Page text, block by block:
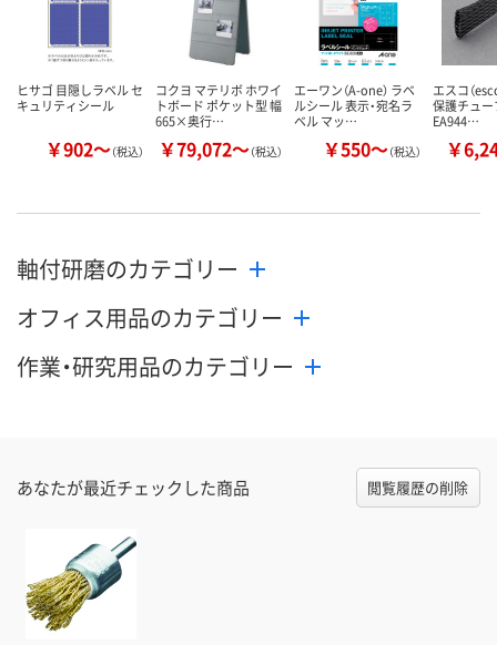
ヒサゴ 目隠しラベル セ
キュリティシール
￥902～（税込）
コクヨ マテリボ ホワイ
トボード ポケット型 幅
665×奥行…
￥79,072～（税込）
エーワン（A-one） ラベ
ルシール 表示・宛名ラ
ベル マッ…
￥550～（税込）
エスコ（
保護チュー
EA944…
￥
軸付研磨のカテゴリー
オフィス用品のカテゴリー
作業・研究用品のカテゴリー
あなたが最近チェックした商品 閲覧履歴の削除